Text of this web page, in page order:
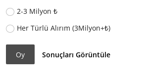
2-3 Milyon ₺
Her Türlü Alırım (3Milyon+₺)
Oy Sonuçları Görüntüle